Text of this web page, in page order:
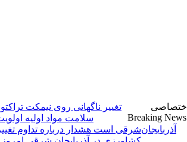
اختصاصی
Breaking News
تغییر ناگهانی روی نیمکت
آذربایجان‌شرقی است